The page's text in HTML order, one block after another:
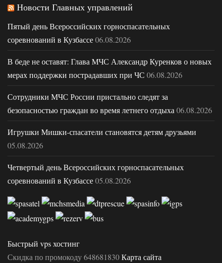
Новости Главных управлений
Пятый день Всероссийских горноспасательных
соревнований в Кузбассе06.08.2026
В беде не оставят: Глава МЧС Александр Куренков о новых
мерах поддержки пострадавших при ЧС 06.08.2026
Сотрудники МЧС России пристально следят за
безопасностью граждан во время летнего отдыха 06.08.2026
Игрушки Мишки-спасатели становятся детям друзьями
05.08.2026
Четвертый день Всероссийских горноспасательных
соревнований в Кузбассе05.08.2026
Быстрый vps хостинг
Скидка по промокоду 648681830Карта сайта